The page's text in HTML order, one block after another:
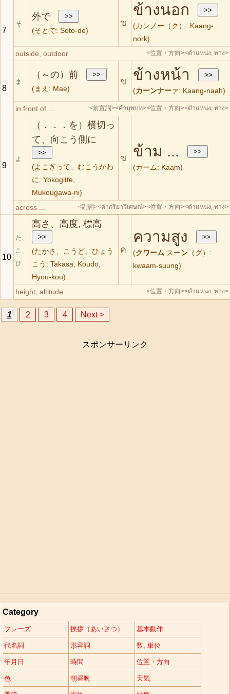
7
そ
外で
(そとで: Soto-de)
ข
ข้างนอก
(カンノー（ク）: Kaang-
nork)
outside, outdoor <位置・方向><ตำแหน่ง, ทาง>
8
ま
（～の）前
(まえ: Mae)
ข ข้างหน้า
(カーンナー ァ: Kaang-naah)
in front of ... <前置詞><คำบุพบท><位置・方向><ตำแหน่ง, ทาง>
9
よ
（．．．を）横切っ
て、向こう側に
(よこぎって、むこうがわ
に: Yokogitte,
Mukougawa-ni)
ข ข้าม ...
(カーム: Kaam)
across ... <副詞><คำกริยาวิเศษณ์><位置・方向><ตำแหน่ง, ทาง>
10
た、
こ、
ひ
高さ、高度, 標高
(たかさ、こうど、ひょう
こう: Takasa, Koudo,
Hyou-kou)
ค
ความสูง
(クワーム スーン （グ）:
kwaam-suung)
height; altitude <位置・方向><ตำแหน่ง, ทาง>
1 2 3 4 Next >
スポンサーリンク
Category
フレーズ 挨拶（あいさつ） 基本動作
代名詞 形容詞 数, 単位
年月日 時間 位置・方向
色 朝昼晩 天気